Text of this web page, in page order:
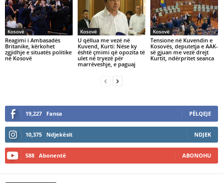
Kosovë
​Reagimi i Ambasadës
Britanike, kërkohet
zgjidhje e situatës politike
në Kosovë
Kosovë
U qëllua me vezë në
Kuvend, Kurti: Nëse ky
është çmimi që opozita të
ulet në tryezë për
marrëveshje, e paguaj
Kosovë
Tensione në Kuvendin e
Kosovës, deputetja e AAK-
së gjuan me vezë drejt
Kurtit, ndërpritet seanca
19,227 Fansa PËLQEJE
10,375 Ndjekësit NDJEK
588 Abonentë ABONOHU